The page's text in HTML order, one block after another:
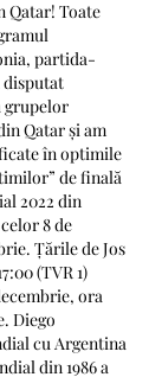
Qatar! Toate
partida-
disputat
grupelor
Qatar și am
în optimile
de finală
2022 din
8 de
Țările de Jos
(TVR 1)
ora
Diego
cu Argentina
din 1986 a